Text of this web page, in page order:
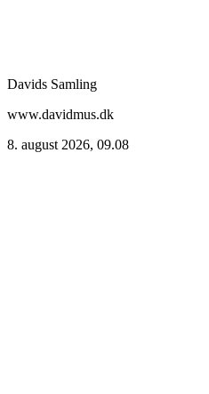
Davids Samling
www.davidmus.dk
8. august 2026, 09.08